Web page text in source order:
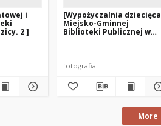
i
2 ]
[Wypożyczalnia dziecięca
Miejsko-Gminnej
Biblioteki Publicznej w
fotografia
More